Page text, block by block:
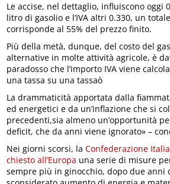
Le accise, nel dettaglio, influiscono oggi
litro di gasolio e l’IVA altri 0.330, un
corrisponde al 55% del prezzo finito.
Più della metà, dunque, del costo del
alternative in molte attività agricole, è
paradosso che l’importo IVA viene
una tassa su una tassaò
La drammaticità apportata dalla
ed energetici e da un’inflazione che si
precedenti,sia almeno un’opportunità
deficit, che da anni viene ignorato» –
Nei giorni scorsi, laConfederazione
chiesto all’Europa una serie di misure
sempre più in ginocchio, dopo due anni